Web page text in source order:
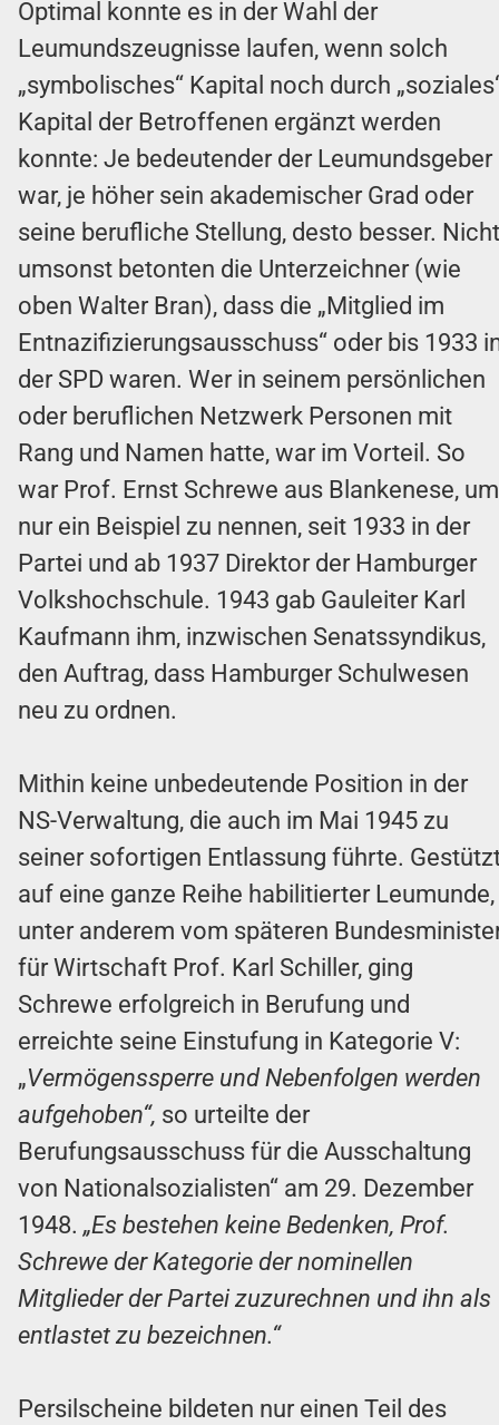
Optimal konnte es in der Wahl der
Leumundszeugnisse laufen, wenn solch
„symbolisches“ Kapital noch durch
Kapital der Betroffenen ergänzt werden
konnte: Je bedeutender der Leumundsgeber
war, je höher sein akademischer Grad oder
seine berufliche Stellung, desto besser. Nicht
umsonst betonten die Unterzeichner (wie
oben Walter Bran), dass die „Mitglied im
Entnazifizierungsausschuss“ oder bis 1933
der SPD waren. Wer in seinem persönlichen
oder beruflichen Netzwerk Personen mit
Rang und Namen hatte, war im Vorteil. So
war Prof. Ernst Schrewe aus Blankenese, um
nur ein Beispiel zu nennen, seit 1933 in der
Partei und ab 1937 Direktor der Hamburger
Volkshochschule. 1943 gab Gauleiter Karl
Kaufmann ihm, inzwischen Senatssyndikus,
den Auftrag, dass Hamburger Schulwesen
neu zu ordnen.
Mithin keine unbedeutende Position in der
NS-Verwaltung, die auch im Mai 1945 zu
seiner sofortigen Entlassung führte.
auf eine ganze Reihe habilitierter Leumunde,
unter anderem vom späteren
für Wirtschaft Prof. Karl Schiller, ging
Schrewe erfolgreich in Berufung und
erreichte seine Einstufung in Kategorie V:
„Vermögenssperre und Nebenfolgen werden
aufgehoben“, so urteilte der
Berufungsausschuss für die Ausschaltung
von Nationalsozialisten“ am 29. Dezember
1948. „Es bestehen keine Bedenken, Prof.
Schrewe der Kategorie der nominellen
Mitglieder der Partei zuzurechnen und ihn als
entlastet zu bezeichnen.“
Persilscheine bildeten nur einen Teil des